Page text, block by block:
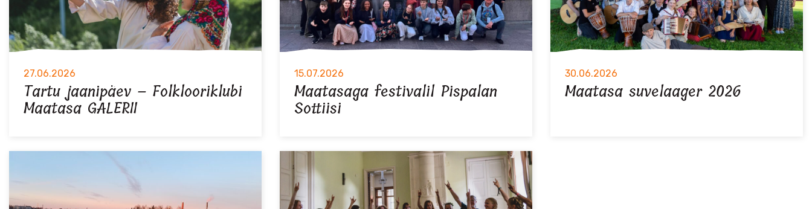
27.06.2026
Tartu jaanipäev – Folklooriklubi
Maatasa GALERII
15.07.2026
Maatasaga festivalil Pispalan
Sottiisi
30.06.2026
Maatasa suvelaager 2026